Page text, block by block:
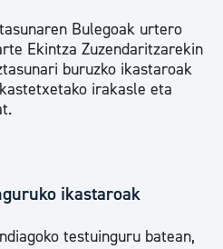
Bulegoak urtero
Ekintza Zuzendaritzarekin
buruzko ikastaroak
irakasle eta
ikastaroak
testuinguru batean,